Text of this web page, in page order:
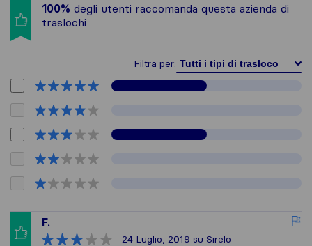
100% degli utenti raccomanda questa azienda di
traslochi
Filtra per:
F.
24 Luglio, 2019 su Sirelo